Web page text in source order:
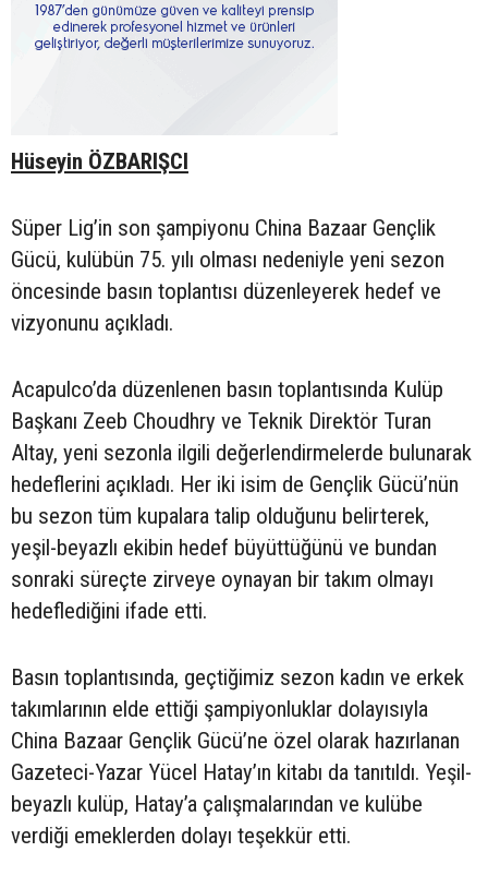
Hüseyin ÖZBARIŞCI
Süper Lig’in son şampiyonu China Bazaar Gençlik
Gücü, kulübün 75. yılı olması nedeniyle yeni sezon
öncesinde basın toplantısı düzenleyerek hedef ve
vizyonunu açıkladı.
Acapulco’da düzenlenen basın toplantısında Kulüp
Başkanı Zeeb Choudhry ve Teknik Direktör Turan
Altay, yeni sezonla ilgili değerlendirmelerde bulunarak
hedeflerini açıkladı. Her iki isim de Gençlik Gücü’nün
bu sezon tüm kupalara talip olduğunu belirterek,
yeşil-beyazlı ekibin hedef büyüttüğünü ve bundan
sonraki süreçte zirveye oynayan bir takım olmayı
hedeflediğini ifade etti.
Basın toplantısında, geçtiğimiz sezon kadın ve erkek
takımlarının elde ettiği şampiyonluklar dolayısıyla
China Bazaar Gençlik Gücü’ne özel olarak hazırlanan
Gazeteci-Yazar Yücel Hatay’ın kitabı da tanıtıldı. Yeşil-
beyazlı kulüp, Hatay’a çalışmalarından ve kulübe
verdiği emeklerden dolayı teşekkür etti.